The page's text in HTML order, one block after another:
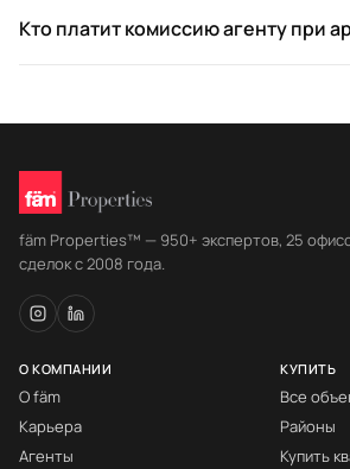
Кто платит комиссию агенту при
fäm Properties™ — 950+ экспертов, 25
сделок с 2008 года.
О КОМПАНИИ
О fäm
Карьера
Агенты
КУПИТЬ
Все
Районы
Купить